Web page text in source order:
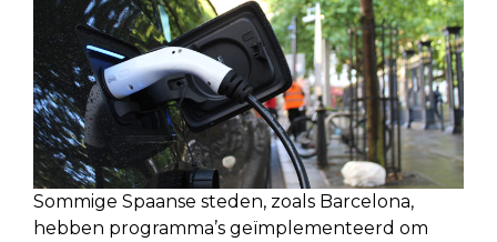
Sommige Spaanse steden, zoals Barcelona,
hebben programma’s geïmplementeerd om